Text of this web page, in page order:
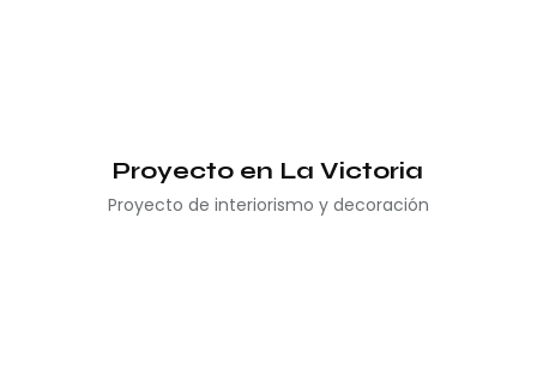
Proyecto en La Victoria
Proyecto de interiorismo y decoración